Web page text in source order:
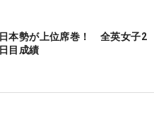
日本勢が上位席巻！ 全英女子2
日目成績